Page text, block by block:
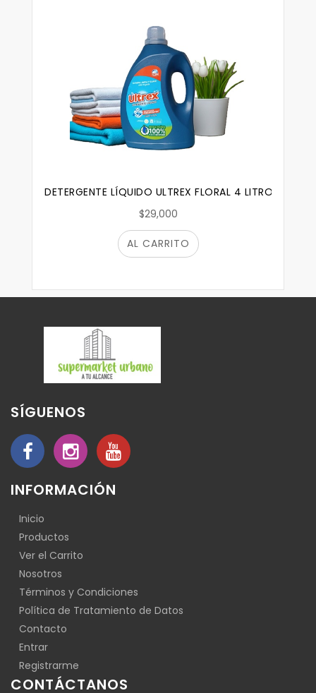
DETERGENTE LÍQUIDO ULTREX FLORAL 4 LITROS
$29,000
AL CARRITO
SÍGUENOS
INFORMACIÓN
Inicio
Productos
Ver el Carrito
Nosotros
Términos y Condiciones
Política de Tratamiento de Datos
Contacto
Entrar
Registrarme
CONTÁCTANOS